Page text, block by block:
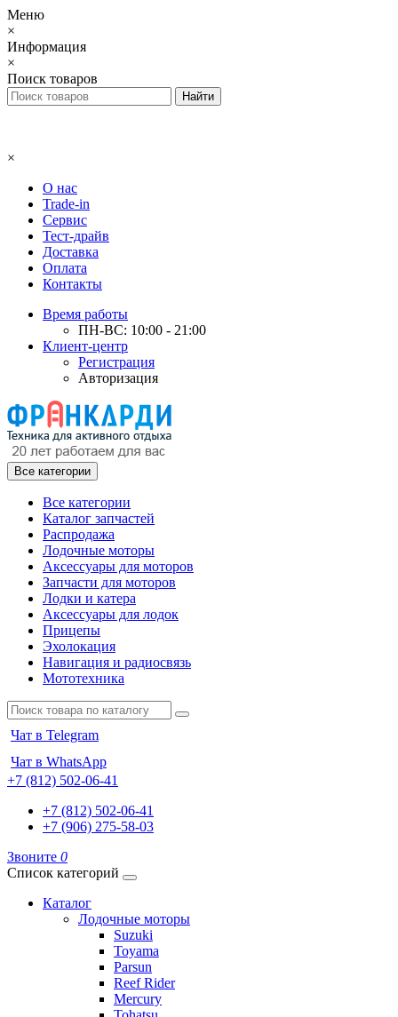
Меню
×
Информация
×
Поиск товаров
×
О нас
Trade-in
Сервис
Тест-драйв
Доставка
Оплата
Контакты
Время работы
ПН-ВС: 10:00 - 21:00
Клиент-центр
Регистрация
Авторизация
Все категории
Все категории
Каталог запчастей
Распродажа
Лодочные моторы
Аксессуары для моторов
Запчасти для моторов
Лодки и катера
Аксессуары для лодок
Прицепы
Эхолокация
Навигация и радиосвязь
Мототехника
Чат в Telegram
Чат в WhatsApp
+7 (812) 502-06-41
+7 (812) 502-06-41
+7 (906) 275-58-03
Звоните 0
Список категорий
Каталог
Лодочные моторы
Suzuki
Toyama
Parsun
Reef Rider
Mercury